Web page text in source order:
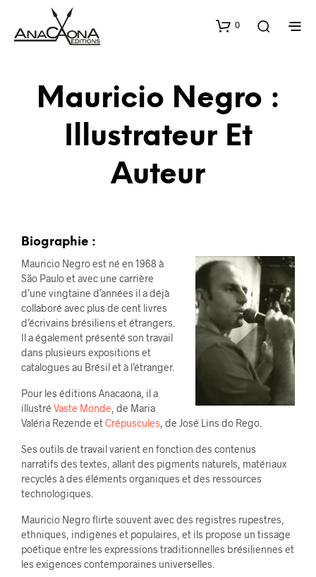
0
Mauricio Negro :
Illustrateur Et
Auteur
Biographie :
Mauricio Negro est né en 1968 à
São Paulo et avec une carrière
d’une vingtaine d’années il a déjà
collaboré avec plus de cent livres
d’écrivains brésiliens et étrangers.
Il a également présenté son travail
dans plusieurs expositions et
catalogues au Brésil et à l’étranger.
Pour les éditions Anacaona, il a
illustré Vaste Monde , de Maria
Valéria Rezende etCrépuscules , de José Lins do Rego.
Ses outils de travail varient en fonction des contenus
narratifs des textes, allant des pigments naturels, matériaux
recyclés à des éléments organiques et des ressources
technologiques.
Mauricio Negro flirte souvent avec des registres rupestres,
ethniques, indigènes et populaires, et ils propose un tissage
poétique entre les expressions traditionnelles brésiliennes et
les exigences contemporaines universelles.